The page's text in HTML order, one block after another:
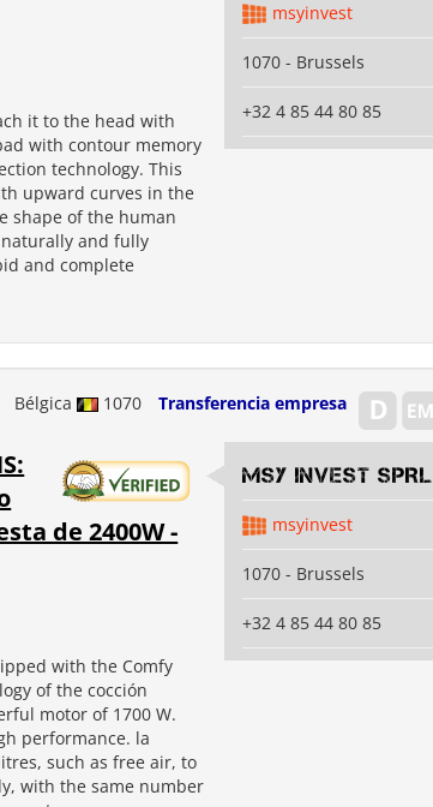
it to the head with
with contour memory
technology. This
upward curves in the
shape of the human
and fully
and complete
msyinvest
1070 - Brussels
+32 4 85 44 80 85
Bélgica 1070 Transferencia empresa
de 2400W -
with the Comfy
of the cocción
motor of 1700 W.
performance. la
such as free air, to
with the same number
MSY INVEST SPRL
msyinvest
1070 - Brussels
+32 4 85 44 80 85